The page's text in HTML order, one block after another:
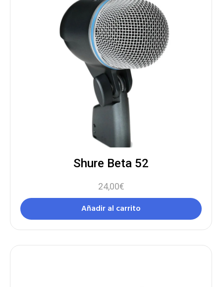
Shure Beta 52
24,00€
Añadir al carrito